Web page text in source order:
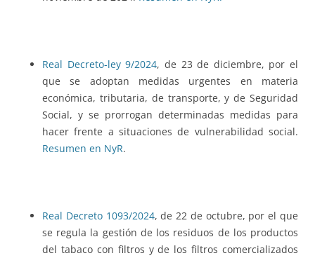
Real Decreto-ley 9/2024, de 23 de diciembre, por el
que se adoptan medidas urgentes en materia
económica, tributaria, de transporte, y de Seguridad
Social, y se prorrogan determinadas medidas para
hacer frente a situaciones de vulnerabilidad social.
Resumen en NyR.
Real Decreto 1093/2024, de 22 de octubre, por el que
se regula la gestión de los residuos de los productos
del tabaco con filtros y de los filtros comercializados